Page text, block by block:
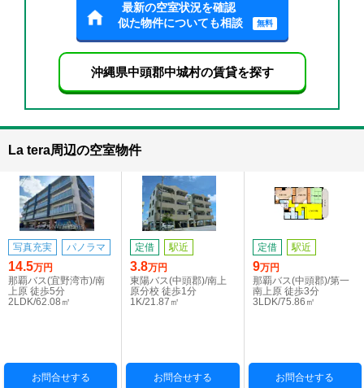
最新の空室状況を確認
似た物件についても相談
無料
沖縄県中頭郡中城村の賃貸を探す
La tera周辺の空室物件
写真充実 パノラマ
14.5万円
那覇バス(宜野湾市)/南
上原 徒歩5分
2LDK/62.08㎡
お問合せする
定借 駅近
3.8万円
東陽バス(中頭郡)/南上
原分校 徒歩1分
1K/21.87㎡
お問合せする
定借 駅近
9万円
那覇バス(中頭郡)/第一
南上原 徒歩3分
3LDK/75.86㎡
お問合せする